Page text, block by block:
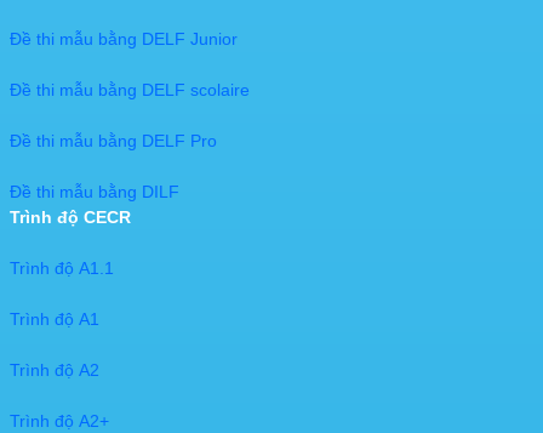
Đề thi mẫu bằng DELF Junior
Đề thi mẫu bằng DELF scolaire
Đề thi mẫu bằng DELF Pro
Đề thi mẫu bằng DILF
Trình độ CECR
Trình độ A1.1
Trình độ A1
Trình độ A2
Trình độ A2+